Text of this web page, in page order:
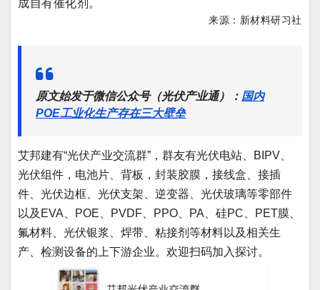
成自有催化剂。
来源： 新材料研习社
原文始发于微信公众号（光伏产业通）： 国内
POE工业化生产存在三大壁垒
艾邦建有“光伏产业交流群”，群友有光伏电站、BIPV、
光伏组件，电池片、背板，封装胶膜，接线盒、接插
件、光伏边框、光伏支架、逆变器、光伏玻璃等零部件
以及EVA、POE、PVDF、PPO、PA、硅PC、PET膜、
氟材料、光伏银浆、焊带、粘接剂等材料以及相关生
产、检测设备的上下游企业。欢迎扫码加入探讨。